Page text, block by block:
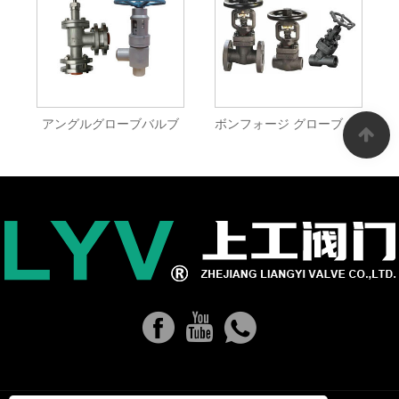
アングルグローブバルブ ボンフォージ グローブ バルブ